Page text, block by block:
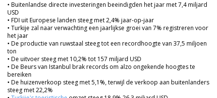
• Buitenlandse directe investeringen beeindigden het jaar met 7,4 miljard
USD
• FDI uit Europese landen steeg met 2,4% jaar-op-jaar
• Turkije zal naar verwachting een jaarlijkse groei van 7% registreren voor
het jaar
• De productie van ruwstaal steeg tot een recordhoogte van 37,5 miljoen
ton
• De uitvoer steeg met 10,2% tot 157 miljard USD
• De Beurs van Istanbul brak records om alzo ongekende hoogtes te
bereiken
• De huizenverkoop steeg met 5,1%, terwijl de verkoop aan buitenlanders
steeg met 22,2%